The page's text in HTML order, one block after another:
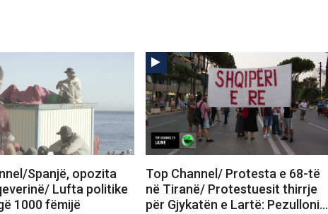
Spanjë, opozita
Lufta politike
1000 fëmijë
Top Channel/ Protesta e 68-të
në Tiranë/ Protestuesit thirrje
për Gjykatën e Lartë: Pezulloni…